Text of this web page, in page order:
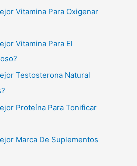
Vitamina Para Oxigenar
Vitamina Para El
Testosterona Natural
Proteína Para Tonificar
Marca De Suplementos